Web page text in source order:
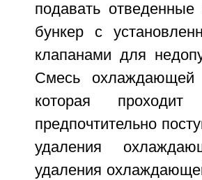
подавать
бункер с
клапанами для
Смесь охлаждающей
которая
предпочтительно
удаления
удаления